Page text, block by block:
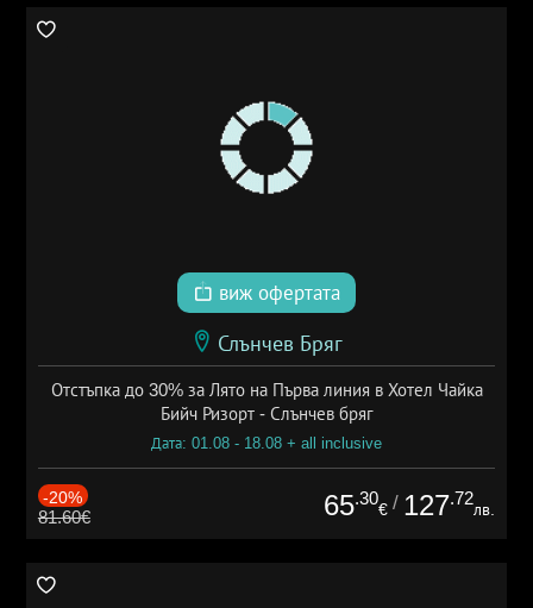
виж офертата
Слънчев Бряг
Отстъпка до 30% за Лято на Първа линия в Хотел Чайка
Бийч Ризорт - Слънчев бряг
Дата: 01.08 - 18.08 + all inclusive
-20%
81.60€ 65.30
€ / 127.72
лв.